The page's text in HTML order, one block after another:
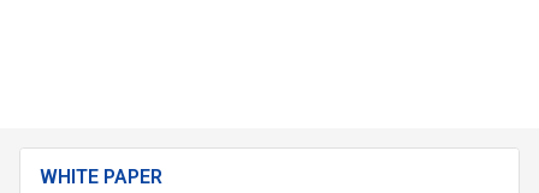
WHITE PAPER